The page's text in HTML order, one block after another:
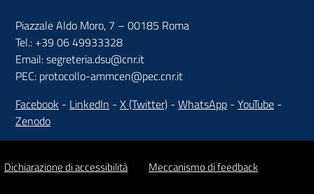
Piazzale Aldo Moro, 7 – 00185 Roma
Tel.: +39 06 49933328
Email: segreteria.dsu@cnr.it
PEC: protocollo-ammcen@pec.cnr.it
Facebook - LinkedIn - X (Twitter) - WhatsApp - YouTube -
Zenodo
Dichiarazione di accessibilità Meccanismo di feedback